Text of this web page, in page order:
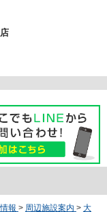
報 > 周辺施設案内 > 大